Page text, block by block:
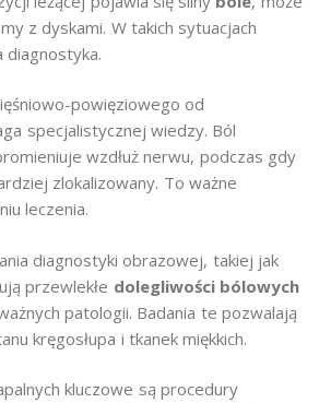
z dyskami. W takich sytuacjach
diagnostyka.
powięziowego od
specjalistycznej wiedzy. Ból
wzdłuż nerwu, podczas gdy
zlokalizowany. To ważne
leczenia.
diagnostyki obrazowej, takiej jak
przewlekłe dolegliwości bólowych
patologii. Badania te pozwalają
kręgosłupa i tkanek miękkich.
kluczowe są procedury